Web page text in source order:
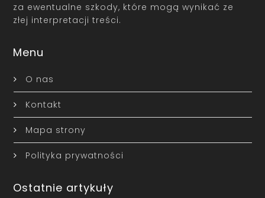
za ewentualne szkody, które mogą wynikać ze
złej interpretacji treści.
Menu
O nas
Kontakt
Mapa strony
Polityka prywatności
Ostatnie artykuły